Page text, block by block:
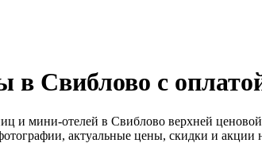
в Свиблово с
и мини-отелей в Свиблово верхней
актуальные цены, скидки и акции